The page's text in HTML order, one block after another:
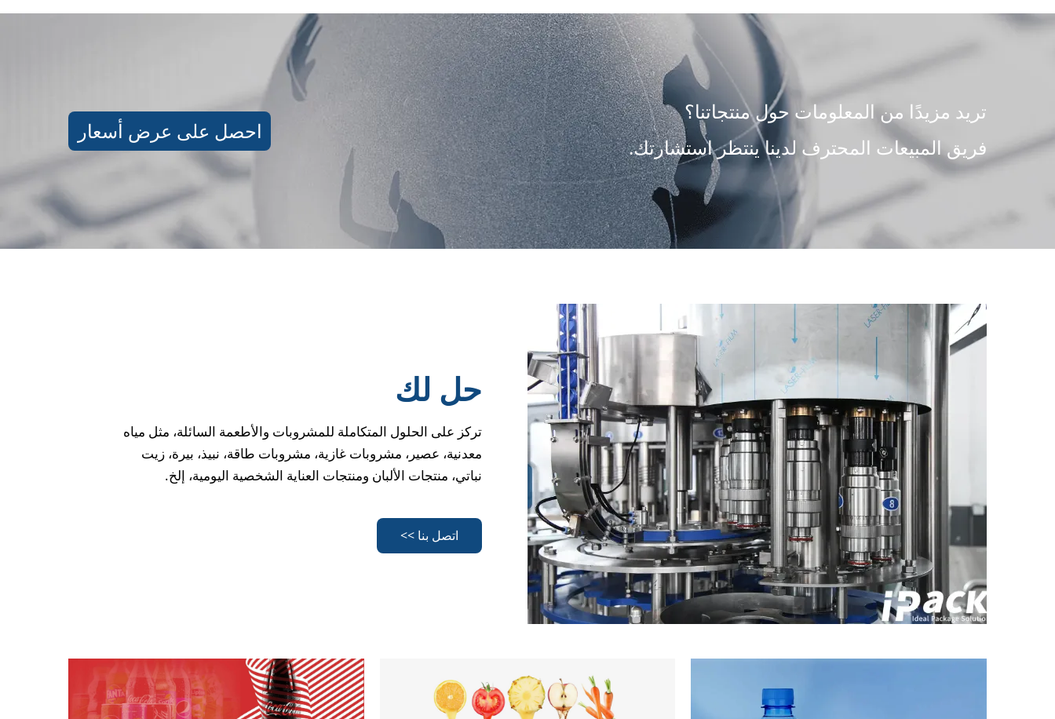
تريد مزيدًا من المعلومات حول منتجاتنا؟
فريق المبيعات المحترف لدينا ينتظر استشارتك.
احصل على عرض أسعار
حل لك
تركز على الحلول المتكاملة للمشروبات والأطعمة السائلة، مثل مياه
معدنية، عصير، مشروبات غازية، مشروبات طاقة، نبيذ، بيرة، زيت
نباتي، منتجات الألبان ومنتجات العناية الشخصية اليومية، إلخ.
اتصل بنا >>